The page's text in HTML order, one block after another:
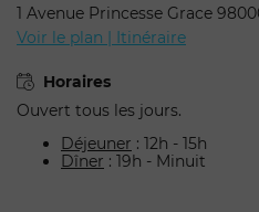
1 Avenue Princesse Grace
Voir le plan | Itinéraire
Horaires
Ouvert tous les jours.
Déjeuner : 12h - 15h
Dîner : 19h - Minuit